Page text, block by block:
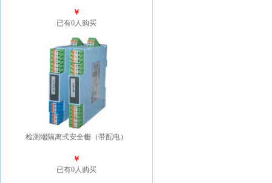
￥
已有0人购买
检测端隔离式安全栅（带配电）
￥
已有0人购买